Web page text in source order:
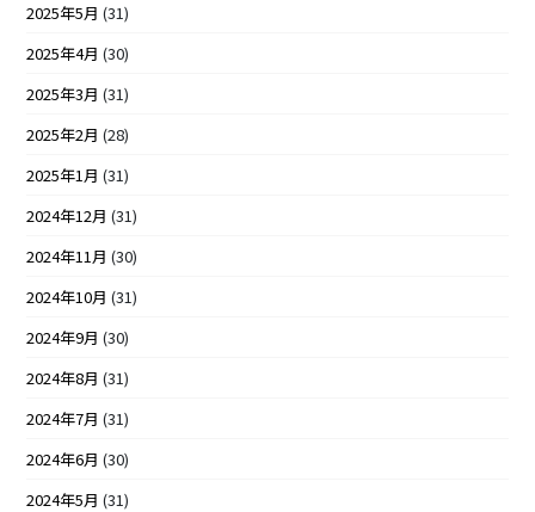
2025年5月 (31)
2025年4月 (30)
2025年3月 (31)
2025年2月 (28)
2025年1月 (31)
2024年12月 (31)
2024年11月 (30)
2024年10月 (31)
2024年9月 (30)
2024年8月 (31)
2024年7月 (31)
2024年6月 (30)
2024年5月 (31)